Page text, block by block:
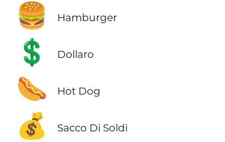
🍔 Hamburger
💲 Dollaro
🌭 Hot Dog
💰 Sacco Di Soldi